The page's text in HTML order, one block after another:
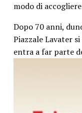
modo di
Dopo 70 anni,
Piazzale Lavater
entra a far parte